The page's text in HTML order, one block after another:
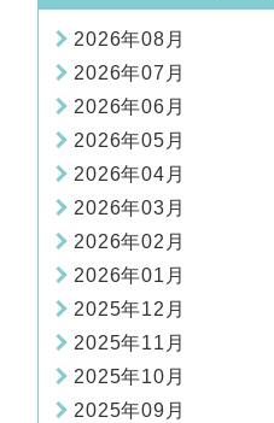
2026年08月
2026年07月
2026年06月
2026年05月
2026年04月
2026年03月
2026年02月
2026年01月
2025年12月
2025年11月
2025年10月
2025年09月